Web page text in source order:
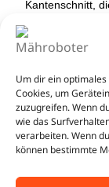
Um dir ein
Cookies, um
zuzugreifen. Wenn
wie das
verarbeiten. Wenn
können bestimmte
Kantenschnitt,
Sunseeker X5
komfortable und
Wie
Praxis?
Warum ist
große